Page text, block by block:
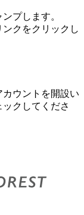
プします。
クをクリックし
ウントを開設い
クしてくださ